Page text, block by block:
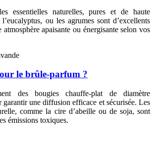
essentielles naturelles, pures et de haute
ou les agrumes sont d’excellents
apaisante ou énergisante selon vos
le brûle-parfum ?
des bougies chauffe-plat de diamètre
garantir une diffusion efficace et sécurisée. Les
comme la cire d’abeille ou de soja, sont
émissions toxiques.